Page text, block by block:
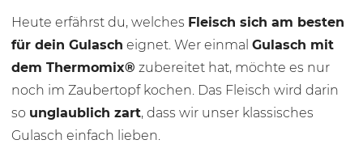
Heute erfährst du, welches Fleisch sich am besten
für dein Gulasch eignet. Wer einmal Gulasch mit
dem Thermomix® zubereitet hat, möchte es nur
noch im Zaubertopf kochen. Das Fleisch wird darin
so unglaublich zart, dass wir unser klassisches
Gulasch einfach lieben.